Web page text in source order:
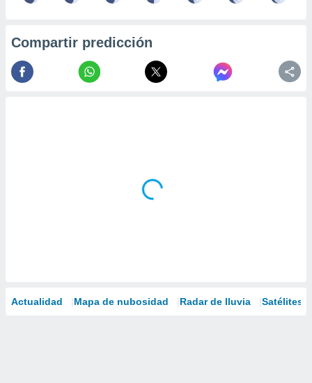
Compartir predicción
Actualidad Mapa de nubosidad Radar de lluvia Satélites